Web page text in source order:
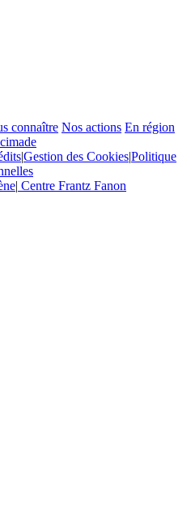
connaître Nos actions En région
|Gestion des Cookies|Politique
| Centre Frantz Fanon